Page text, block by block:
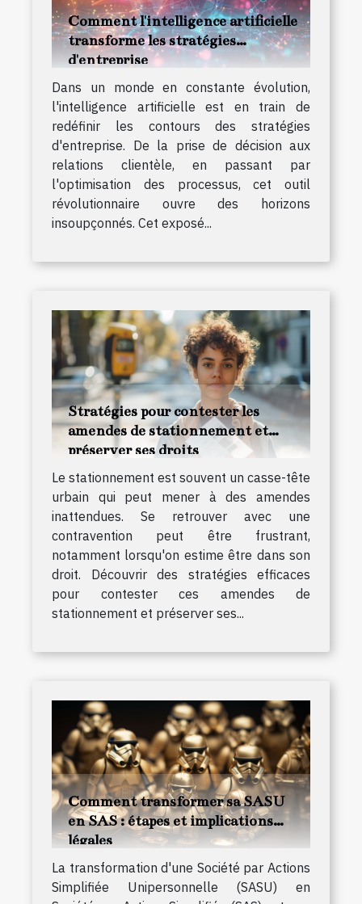
Comment l'intelligence artificielle
transforme les stratégies
d'entreprise
Dans un monde en constante évolution,
l'intelligence artificielle est en train de
redéfinir les contours des stratégies
d'entreprise. De la prise de décision aux
relations clientèle, en passant par
l'optimisation des processus, cet outil
révolutionnaire ouvre des horizons
insoupçonnés. Cet exposé...
Stratégies pour contester les
amendes de stationnement et
préserver ses droits
Le stationnement est souvent un casse-tête
urbain qui peut mener à des amendes
inattendues. Se retrouver avec une
contravention peut être frustrant,
notamment lorsqu'on estime être dans son
droit. Découvrir des stratégies efficaces
pour contester ces amendes de
stationnement et préserver ses...
Comment transformer sa SASU
en SAS : étapes et implications
légales
La transformation d'une Société par Actions
Simplifiée Unipersonnelle (SASU) en